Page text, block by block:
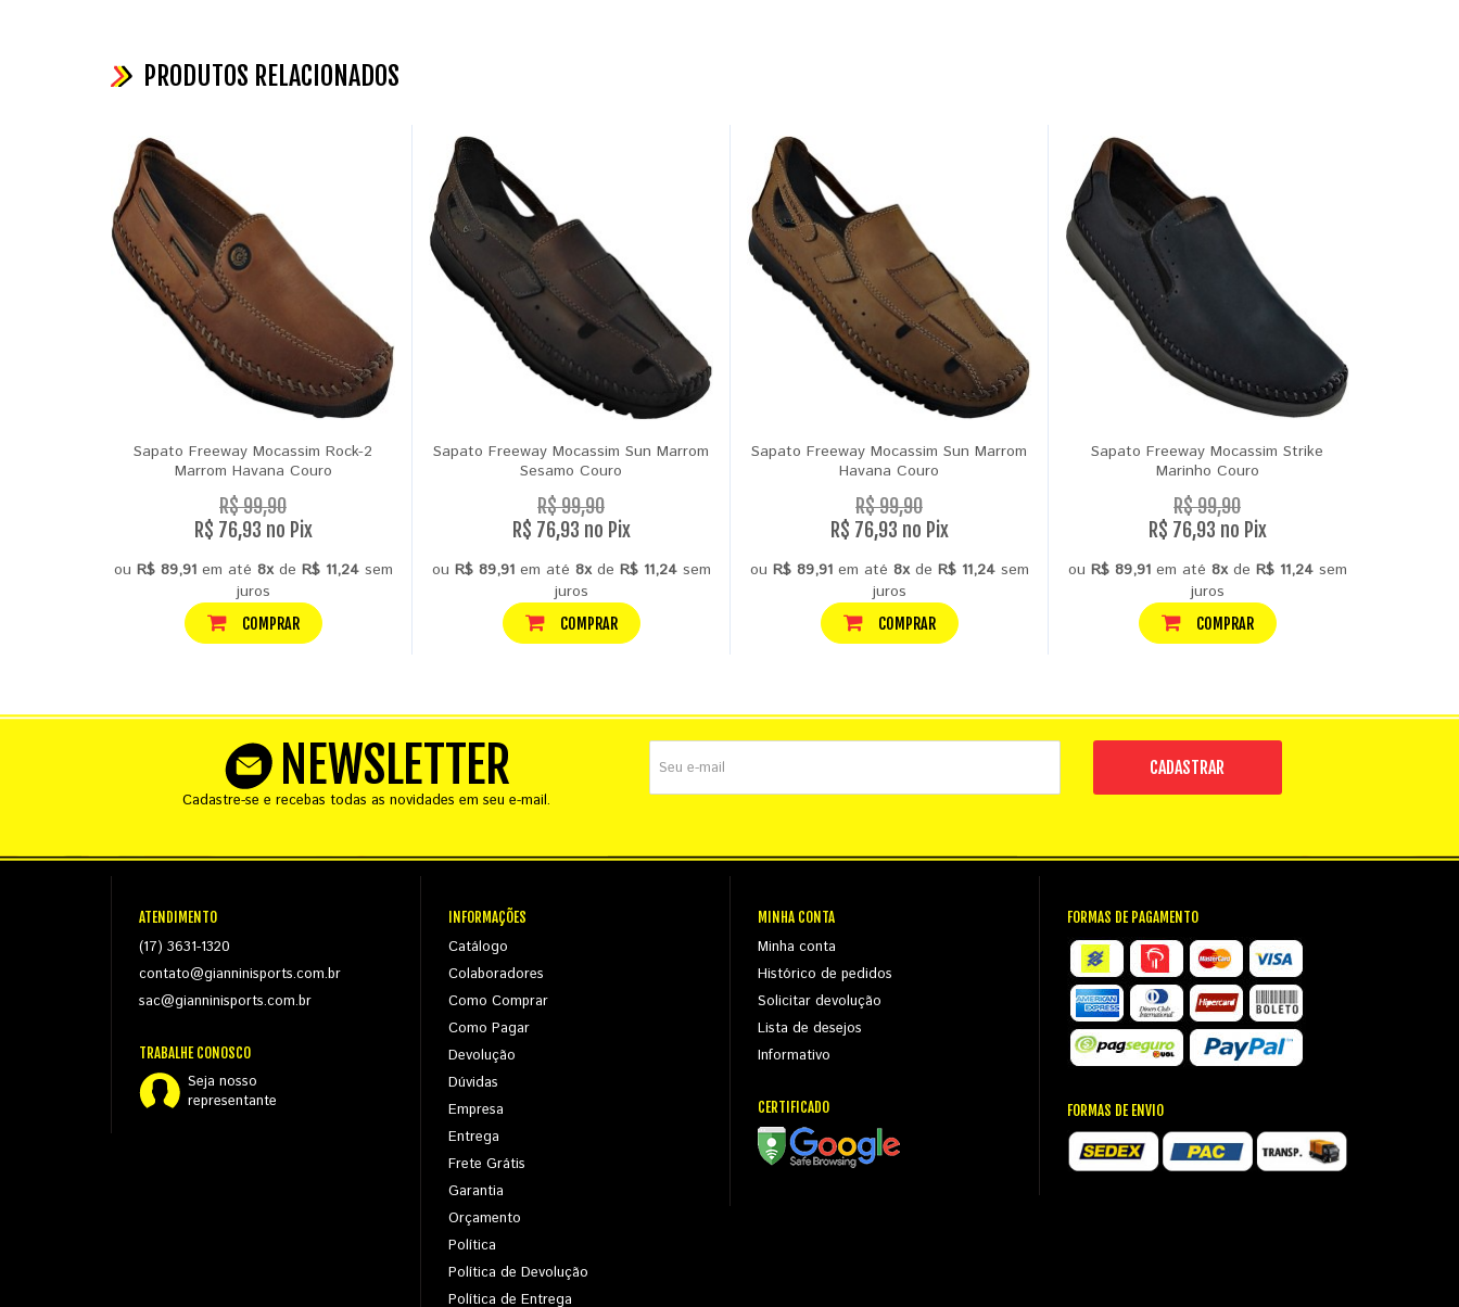
PRODUTOS RELACIONADOS
Sapato Freeway Mocassim Rock-2
Marrom Havana Couro
R$ 99,90
R$ 76,93 no Pix
ou R$ 89,91em até 8xde R$ 11,24sem
juros
COMPRAR
Sapato Freeway Mocassim Sun Marrom
Sesamo Couro
R$ 99,90
R$ 76,93 no Pix
ou R$ 89,91em até 8xde R$ 11,24sem
juros
COMPRAR
Sapato Freeway Mocassim Sun Marrom
Havana Couro
R$ 99,90
R$ 76,93 no Pix
ou R$ 89,91em até 8xde R$ 11,24sem
juros
COMPRAR
Sapato Freeway Mocassim Strike
Marinho Couro
R$ 99,90
R$ 76,93 no Pix
ou R$ 89,91em até 8xde R$ 11,24sem
juros
COMPRAR
NEWSLETTER
Cadastre-se e recebas todas as novidades em seu e-mail.
CADASTRAR
ATENDIMENTO
(17) 3631-1320
contato@gianninisports.com.br
sac@gianninisports.com.br
TRABALHE CONOSCO
Seja nosso
representante
INFORMAÇÕES
Catálogo
Colaboradores
Como Comprar
Como Pagar
Devolução
Dúvidas
Empresa
Entrega
Frete Grátis
Garantia
Orçamento
Política
Política de Devolução
Política de Entrega
MINHA CONTA
Minha conta
Histórico de pedidos
Solicitar devolução
Lista de desejos
Informativo
CERTIFICADO
FORMAS DE PAGAMENTO
FORMAS DE ENVIO